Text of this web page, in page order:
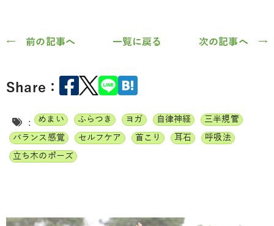
← 前の記事へ 一覧に戻る 次の記事へ →
Share：
: めまい ふらつき ヨガ 自律神経
三半規管
バランス感覚
セルフケア 首こり 耳石
呼吸法
立ち木のポーズ